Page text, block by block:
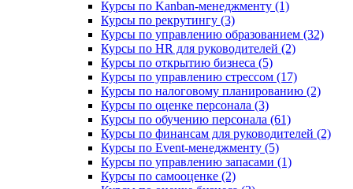
Курсы по Kanban-менеджменту (1)
Курсы по рекрутингу (3)
Курсы по управлению образованием (32)
Курсы по HR для руководителей (2)
Курсы по открытию бизнеса (5)
Курсы по управлению стрессом (17)
Курсы по налоговому планированию (2)
Курсы по оценке персонала (3)
Курсы по обучению персонала (61)
Курсы по финансам для руководителей (2)
Курсы по Event-менеджменту (5)
Курсы по управлению запасами (1)
Курсы по самооценке (2)